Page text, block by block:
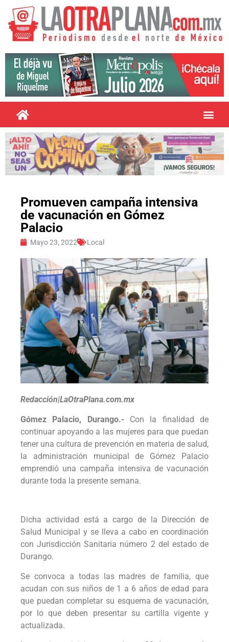
Promueven campaña intensiva
de vacunación en Gómez
Palacio
Mayo 23, 2022 Local
Redacción|LaOtraPlana.com.mx
Gómez Palacio, Durango.-Con la finalidad de
continuar apoyando a las mujeres para que puedan
tener una cultura de prevención en materia de salud,
la administración municipal de Gómez Palacio
emprendió una campaña intensiva de vacunación
durante toda la presente semana.
Dicha actividad está a cargo de la Dirección de
Salud Municipal y se lleva a cabo en coordinación
con Jurisdicción Sanitaria número 2 del estado de
Durango.
Se convoca a todas las madres de familia, que
acudan con sus niños de 1 a 6 años de edad para
que puedan completar su esquema de vacunación,
por lo que deben presentar su cartilla vigente y
actualizada.